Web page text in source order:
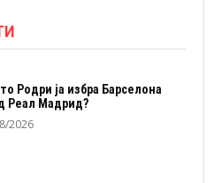
Родри ја избра Барселона
Реал Мадрид?
2026